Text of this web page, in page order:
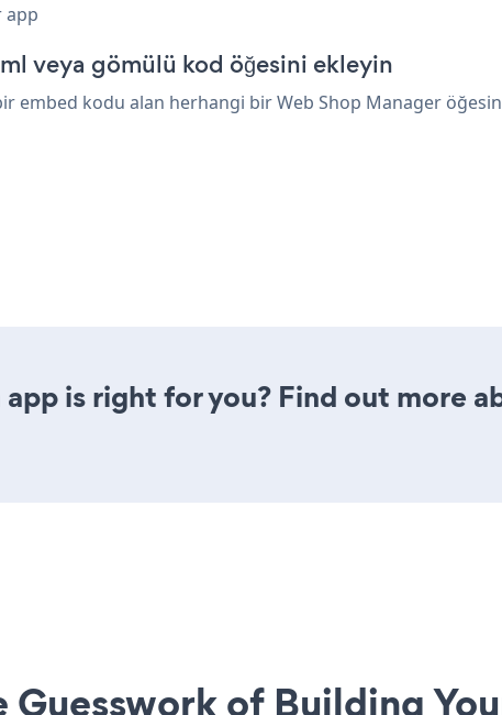
app
veya gömülü kod öğesini ekleyin
kodu alan herhangi bir Web Shop Manager
is right for you? Find out more
Guesswork of Building